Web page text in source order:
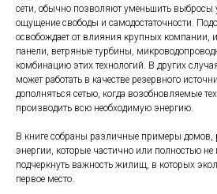
сети, обычно позволяют уменьшить выбросы
ощущение свободы и самодостаточности.
освобождает от влияния крупных компании,
панели, ветряные турбины,
комбинацию этих технологий. В других
может работать в качестве резервного
дополняться сетью, когда возобновляемые
производить всю необходимую энергию.
В книге собраны различные примеры домов,
энергии, которые частично или полностью
подчеркнуть важность жилищ, в которых
первое место.